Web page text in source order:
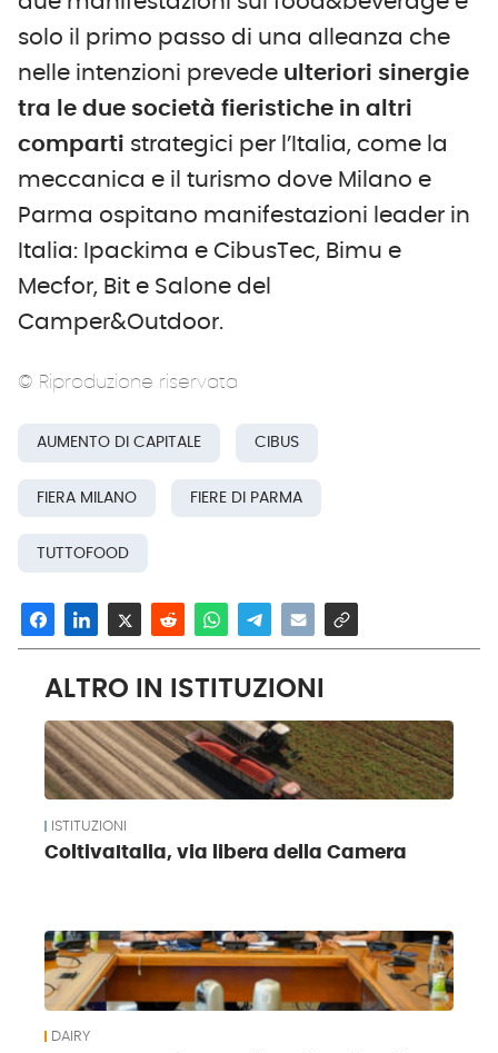
solo il primo passo di una alleanza che
nelle intenzioni prevede ulteriori sinergie
tra le due società fieristiche in altri
comparti strategici per l’Italia, come la
meccanica e il turismo dove Milano e
Parma ospitano manifestazioni leader in
Italia: Ipackima e CibusTec, Bimu e
Mecfor, Bit e Salone del
Camper&Outdoor.
© Riproduzione riservata
AUMENTO DI CAPITALE CIBUS
FIERA MILANO FIERE DI PARMA
TUTTOFOOD
ALTRO IN ISTITUZIONI
ISTITUZIONI
ColtivaItalia, via libera della Camera
DAIRY